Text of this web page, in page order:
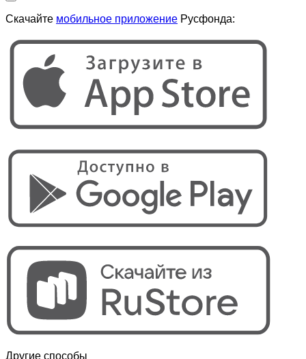
Скачайте мобильное приложение Русфонда:
Другие способы